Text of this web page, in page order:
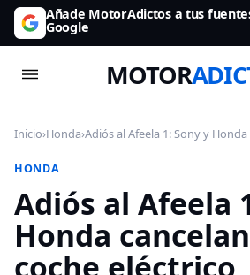
Añade MotorAdictos a tus
Google
MOTOR
Inicio›Honda›Adiós al Afeela 1: Sony y
HONDA
Adiós al Afeela
Honda